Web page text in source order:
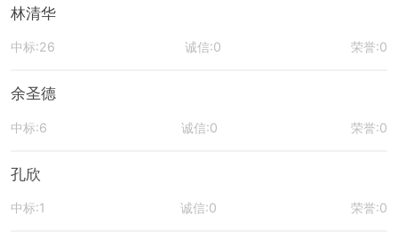
林清华
中标:26 诚信:0 荣誉:0
余圣德
中标:6 诚信:0 荣誉:0
孔欣
中标:1 诚信:0 荣誉:0